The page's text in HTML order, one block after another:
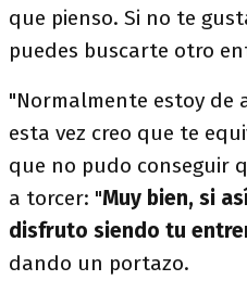
que pienso. Si no te
puedes buscarte otro
"Normalmente estoy de
esta vez creo que te
que no pudo conseguir
a torcer: "Muy bien, si
disfruto siendo tu
dando un portazo.